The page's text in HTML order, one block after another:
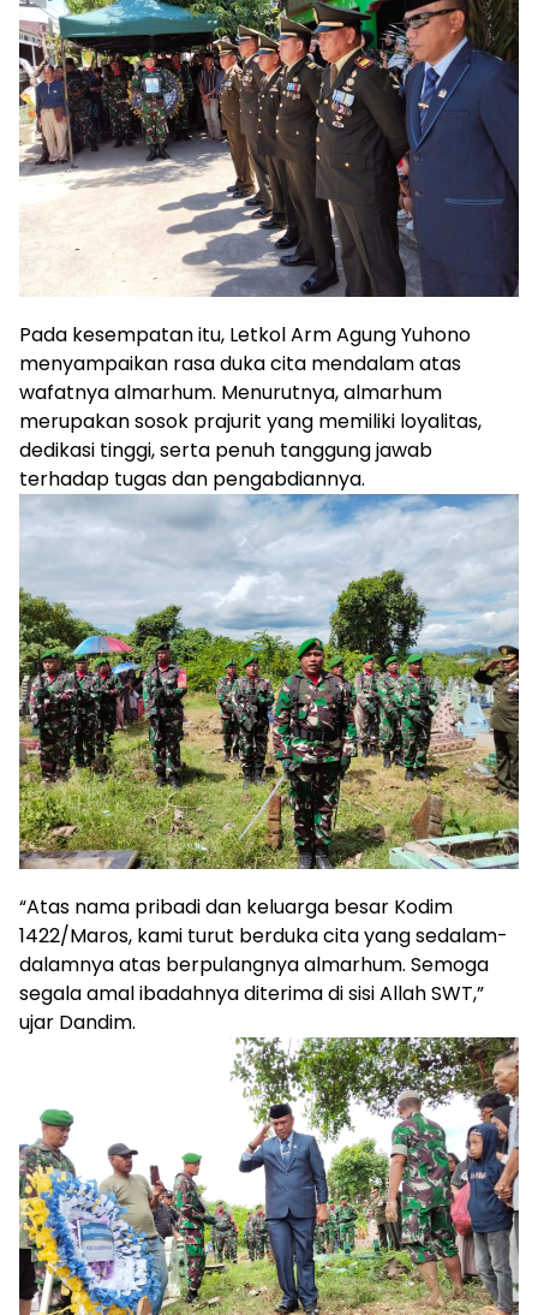
Pada kesempatan itu, Letkol Arm Agung Yuhono
menyampaikan rasa duka cita mendalam atas
wafatnya almarhum. Menurutnya, almarhum
merupakan sosok prajurit yang memiliki loyalitas,
dedikasi tinggi, serta penuh tanggung jawab
terhadap tugas dan pengabdiannya.
“Atas nama pribadi dan keluarga besar Kodim
1422/Maros, kami turut berduka cita yang sedalam-
dalamnya atas berpulangnya almarhum. Semoga
segala amal ibadahnya diterima di sisi Allah SWT,”
ujar Dandim.